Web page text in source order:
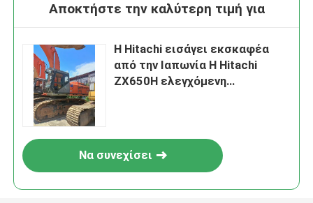
Αποκτήστε την καλύτερη τιμή για
Η Hitachi εισάγει εκσκαφέα
από την Ιαπωνία Η Hitachi
ZX650H ελεγχόμενη
Να συνεχίσει